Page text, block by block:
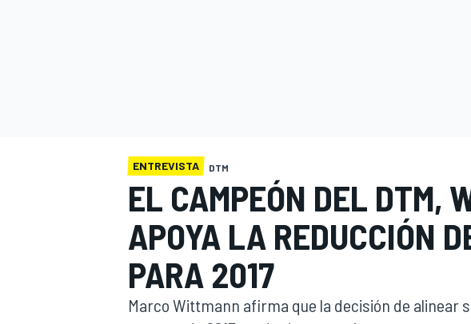
ENTREVISTA DTM
EL CAMPEÓN DEL DTM,
APOYA LA REDUCCIÓN
PARA 2017
Marco Wittmann afirma que la decisión de alinear